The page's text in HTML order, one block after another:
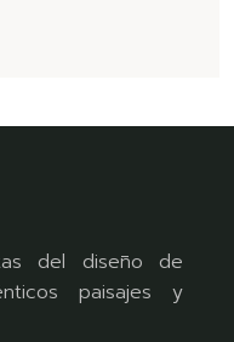
del diseño de
paisajes y